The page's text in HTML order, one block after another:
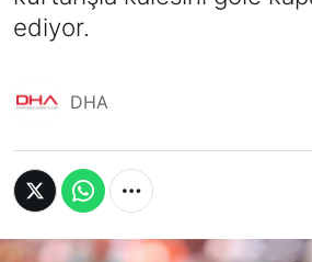
ediyor.
DHA